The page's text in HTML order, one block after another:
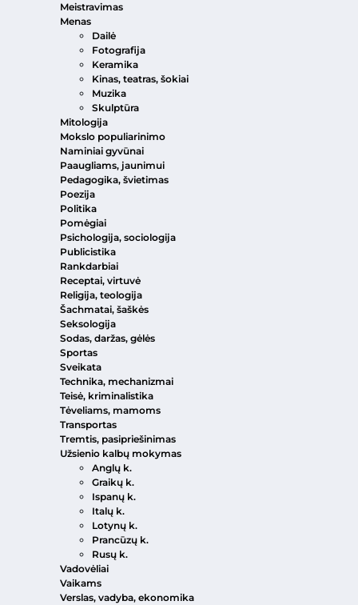
Meistravimas
Menas
Dailė
Fotografija
Keramika
Kinas, teatras, šokiai
Muzika
Skulptūra
Mitologija
Mokslo populiarinimo
Naminiai gyvūnai
Paaugliams, jaunimui
Pedagogika, švietimas
Poezija
Politika
Pomėgiai
Psichologija, sociologija
Publicistika
Rankdarbiai
Receptai, virtuvė
Religija, teologija
Šachmatai, šaškės
Seksologija
Sodas, daržas, gėlės
Sportas
Sveikata
Technika, mechanizmai
Teisė, kriminalistika
Tėveliams, mamoms
Transportas
Tremtis, pasipriešinimas
Užsienio kalbų mokymas
Anglų k.
Graikų k.
Ispanų k.
Italų k.
Lotynų k.
Prancūzų k.
Rusų k.
Vadovėliai
Vaikams
Verslas, vadyba, ekonomika